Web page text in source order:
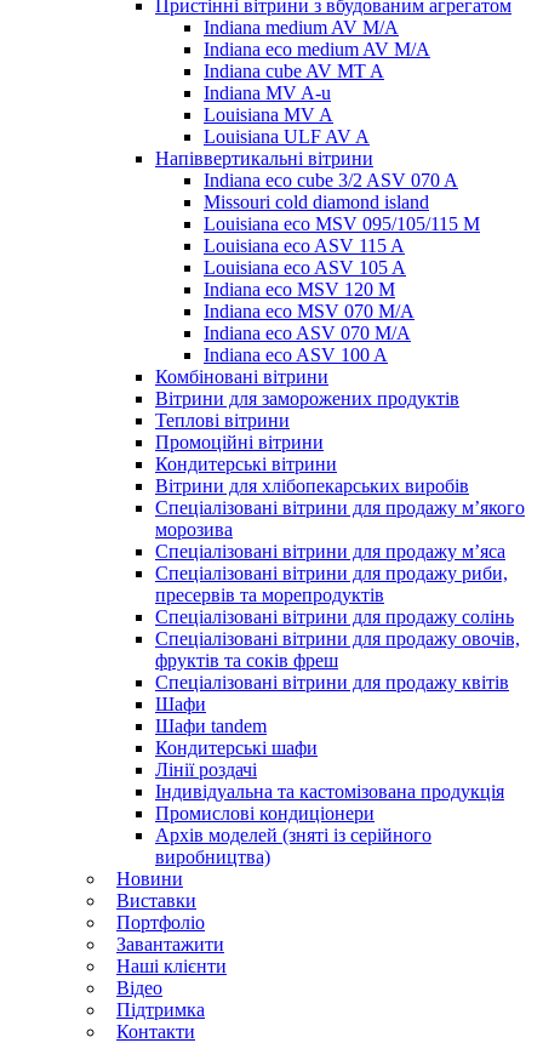
Пристінні вітрини з вбудованим агрегатом
Indiana medium AV M/A
Indiana eco medium AV M/A
Indiana cube AV MT A
Indiana MV A-u
Louisiana MV A
Louisiana ULF AV A
Напіввертикальні вітрини
Indiana eco cube 3/2 ASV 070 A
Missouri cold diamond island
Louisiana eco MSV 095/105/115 M
Louisiana eco ASV 115 A
Louisiana eco ASV 105 A
Indiana eco MSV 120 M
Indiana eco MSV 070 M/A
Indiana eco ASV 070 M/A
Indiana eco ASV 100 A
Комбіновані вітрини
Вітрини для заморожених продуктів
Теплові вітрини
Промоційні вітрини
Кондитерські вітрини
Вітрини для хлібопекарських виробів
Спеціалізовані вітрини для продажу м’якого
морозива
Спеціалізовані вітрини для продажу м’яса
Спеціалізовані вітрини для продажу риби,
пресервів та морепродуктів
Спеціалізовані вітрини для продажу солінь
Спеціалізовані вітрини для продажу овочів,
фруктів та соків фреш
Спеціалізовані вітрини для продажу квітів
Шафи
Шафи tandem
Кондитерські шафи
Лінії роздачі
Індивідуальна та кастомізована продукція
Промислові кондиціонери
Архів моделей (зняті із серійного
виробництва)
Новини
Виставки
Портфоліо
Завантажити
Наші клієнти
Відео
Підтримка
Контакти